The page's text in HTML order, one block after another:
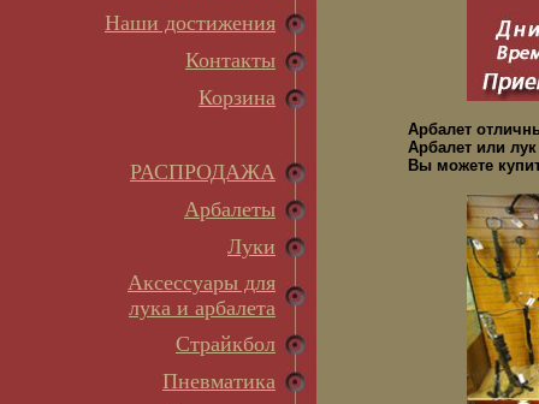
Наши достижения
Контакты
Корзина
РАСПРОДАЖА
Арбалеты
Луки
Аксессуары для
лука и арбалета
Страйкбол
Пневматика
Арбалет
Арбалет или
Вы можете